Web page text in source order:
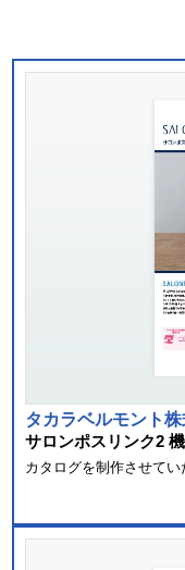
タカラベルモント
サロンポスリンク2
カタログを制作させてい